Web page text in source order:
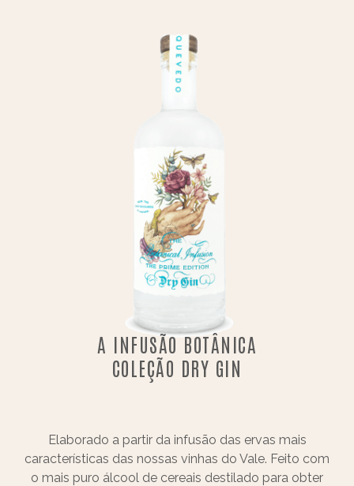
A INFUSÃO BOTÂNICA
COLEÇÃO DRY GIN
Elaborado a partir da infusão das ervas mais
características das nossas vinhas do Vale. Feito com
o mais puro álcool de cereais destilado para obter